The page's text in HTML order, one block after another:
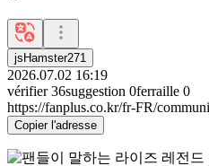
jsHamster271
2026.07.02 16:19
vérifier 36suggestion 0ferraille 0
https://fanplus.co.kr/fr-FR/
Copier l'adresse